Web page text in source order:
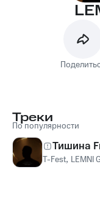
Треки
По популярности
Тишина
T-Fest, LEMNI